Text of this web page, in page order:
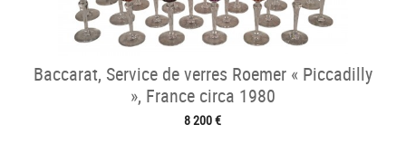
Baccarat, Service de verres Roemer « Piccadilly
», France circa 1980
8 200 €